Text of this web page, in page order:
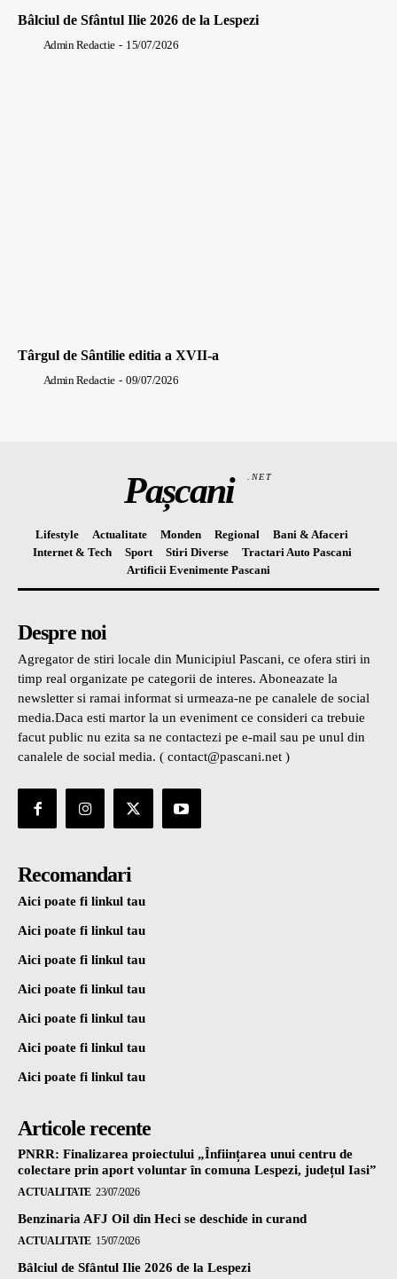
Bâlciul de Sfântul Ilie 2026 de la Lespezi
Admin Redactie - 15/07/2026
Târgul de Sântilie editia a XVII-a
Admin Redactie - 09/07/2026
Pașcani .NET
Lifestyle Actualitate Monden Regional
Bani & Afaceri
Internet & Tech
Sport Stiri Diverse
Tractari Auto Pascani
Artificii Evenimente Pascani
Despre noi
Agregator de stiri locale din Municipiul Pascani, ce ofera stiri in
timp real organizate pe categorii de interes. Aboneazate la
newsletter si ramai informat si urmeaza-ne pe canalele de social
media.Daca esti martor la un eveniment ce consideri ca trebuie
facut public nu ezita sa ne contactezi pe e-mail sau pe unul din
canalele de social media. ( contact@pascani.net )
Recomandari
Aici poate fi linkul tau
Aici poate fi linkul tau
Aici poate fi linkul tau
Aici poate fi linkul tau
Aici poate fi linkul tau
Aici poate fi linkul tau
Aici poate fi linkul tau
Articole recente
PNRR: Finalizarea proiectului „Înființarea unui centru de
colectare prin aport voluntar în comuna Lespezi, județul Iasi”
ACTUALITATE 23/07/2026
Benzinaria AFJ Oil din Heci se deschide in curand
ACTUALITATE 15/07/2026
Bâlciul de Sfântul Ilie 2026 de la Lespezi